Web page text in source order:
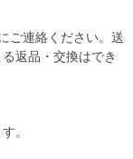
ご連絡ください。送
返品・交換はでき
。